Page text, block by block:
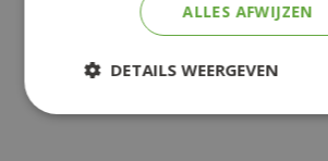
99
95
ALLES AFWIJZEN
DETAILS WEERGEVEN